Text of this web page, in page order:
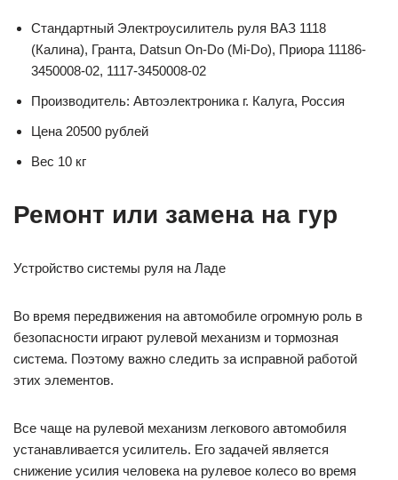
Стандартный Электроусилитель руля ВАЗ 1118
(Калина), Гранта, Datsun On-Do (Mi-Do), Приора 11186-
3450008-02, 1117-3450008-02
Производитель: Автоэлектроника г. Калуга, Россия
Цена 20500 рублей
Вес 10 кг
Ремонт или замена на гур
Устройство системы руля на Ладе
Во время передвижения на автомобиле огромную роль в
безопасности играют рулевой механизм и тормозная
система. Поэтому важно следить за исправной работой
этих элементов.
Все чаще на рулевой механизм легкового автомобиля
устанавливается усилитель. Его задачей является
снижение усилия человека на рулевое колесо во время